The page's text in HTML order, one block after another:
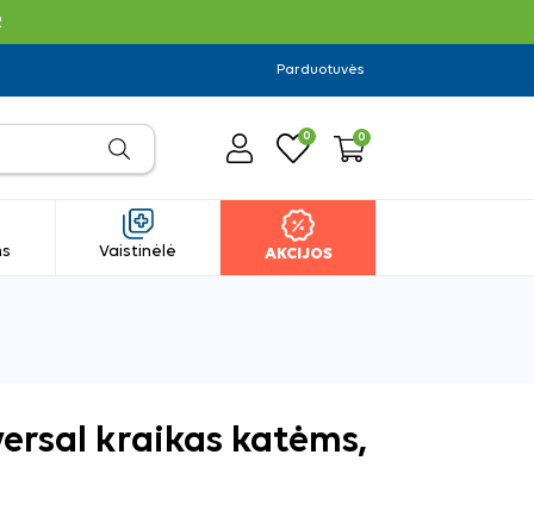
Parduotuvės
0 0
Vaistinėlė AKCIJOS
kraikas katėms,